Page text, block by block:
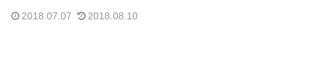
2018.07.07 2018.08.10